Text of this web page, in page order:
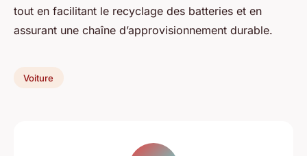
tout en facilitant le recyclage des batteries et en
assurant une chaîne d’approvisionnement durable.
Voiture